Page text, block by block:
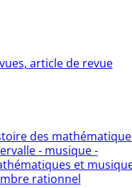
article de revue
des
- musique -
et
rationnel